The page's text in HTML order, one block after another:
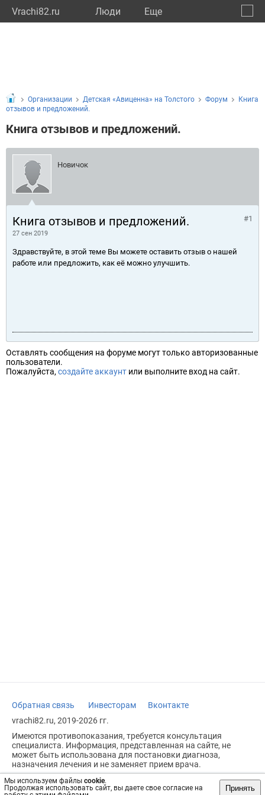
Vrachi82.ru Люди Eще
Мы используем файлы cookie.
Продолжая использовать сайт, вы даете свое согласие на
Принять
Организации Детская «Авиценна» на Толстого Форум
Книга
отзывов и предложений.
Книга отзывов и предложений.
Новичок
Книга отзывов и предложений.
27 сен 2019
#1
Здравствуйте, в этой теме Вы можете оставить отзыв о нашей
работе или предложить, как её можно улучшить.
Оставлять сообщения на форуме могут только авторизованные
пользователи.
Пожалуйста, создайте аккаунт или выполните вход на сайт.
Обратная связь Инвесторам
Вконтакте
vrachi82.ru, 2019-2026 гг.
Имеются противопоказания, требуется консультация
специалиста. Информация, представленная на сайте, не
может быть использована для постановки диагноза,
назначения лечения и не заменяет прием врача.
Возрастное ограничение: 18+